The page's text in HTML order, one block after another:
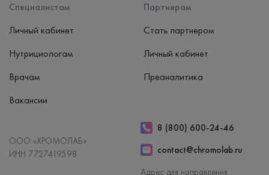
Специалистам
Личный кабинет
Нутрициологам
Врачам
Вакансии
Партнерам
Стать партнером
Личный кабинет
Преаналитика
ООО «ХРОМОЛАБ»
ИНН 7727419598
8 (800) 600-24-46
contact@chromolab.ru
Адрес для направления